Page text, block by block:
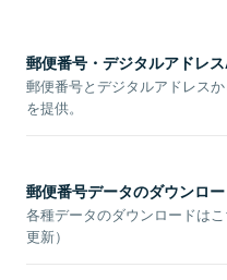
郵便番号・デジタルアドレ
郵便番号とデジタルアドレス
を提供。
郵便番号データのダウンロ
各種データのダウンロードは
更新）